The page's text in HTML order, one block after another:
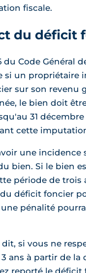
fiscale.
du déficit
du Code Général
si un propriétaire
sur son revenu
le bien doit
31
cette
une incidence
bien. Si le bien
période de trois
déficit foncier
pénalité
si vous ne
ans à partir de la
reporté le déficit